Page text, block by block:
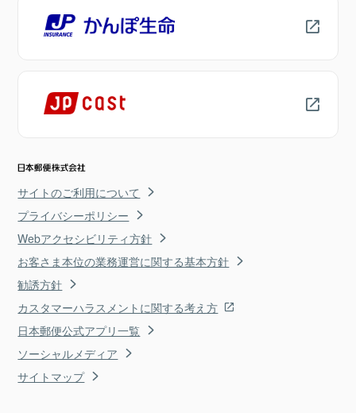
サイトのご利用について
プライバシーポリシー
Webアクセシビリティ方針
お客さま本位の業務運営に関する基本方針
勧誘方針
カスタマーハラスメントに関する考え方
日本郵便公式アプリ一覧
ソーシャルメディア
サイトマップ